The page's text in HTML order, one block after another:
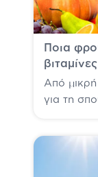
Ποια
βιταμίνες
Από μικρή
για τη